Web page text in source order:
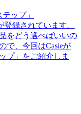
ップ」
録されています。
をどう選べばいいの
で、今回はCasieが
プ」をご紹介しま